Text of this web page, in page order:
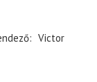
Victor